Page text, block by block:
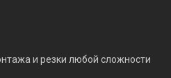
и резки любой сложности